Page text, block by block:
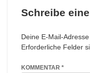
Schreibe
Deine E-Mail-
Erforderliche Felder
KOMMENTAR *